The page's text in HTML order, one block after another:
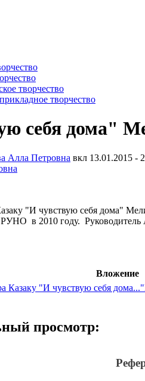
творчество
творчество
себя дома"
Алла Петровна вкл 13.01.2015 -
"И чувствую себя дома"
в 2010 году. Руководитель
Вложение
Казаку "И чувствую себя
просмотр: